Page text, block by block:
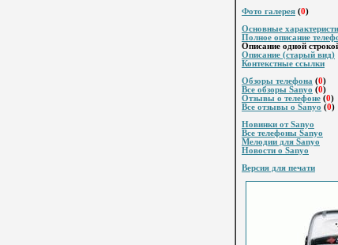
Фото галерея (0)
Основные
Полное описание
Описание одной
Описание (старый вид)
Контекстные ссылки
Обзоры телефона (0)
Все обзоры Sanyo (0)
Отзывы о телефоне (0)
Все отзывы о Sanyo (0)
Новинки от Sanyo
Все телефоны Sanyo
Мелодии для Sanyo
Новости о Sanyo
Версия для печати